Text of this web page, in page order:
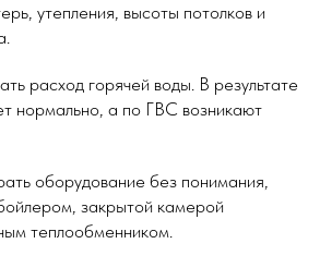
утепления, высоты потолков и
расход горячей воды. В результате
нормально, а по ГВС возникают
оборудование без понимания,
закрытой камерой
теплообменником.